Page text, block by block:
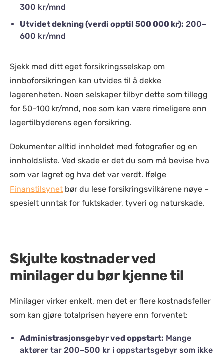
300 kr/mnd
Utvidet dekning (verdi opptil 500 000 kr): 200–
600 kr/mnd
Sjekk med ditt eget forsikringsselskap om
innboforsikringen kan utvides til å dekke
lagerenheten. Noen selskaper tilbyr dette som tillegg
for 50–100 kr/mnd, noe som kan være rimeligere enn
lagertilbyderens egen forsikring.
Dokumenter alltid innholdet med fotografier og en
innholdsliste. Ved skade er det du som må bevise hva
som var lagret og hva det var verdt. Ifølge
Finanstilsynet bør du lese forsikringsvilkårene nøye –
spesielt unntak for fuktskader, tyveri og naturskade.
Skjulte kostnader ved
minilager du bør kjenne til
Minilager virker enkelt, men det er flere kostnadsfeller
som kan gjøre totalprisen høyere enn forventet:
Administrasjonsgebyr ved oppstart: Mange
aktører tar 200–500 kr i oppstartsgebyr som ikke